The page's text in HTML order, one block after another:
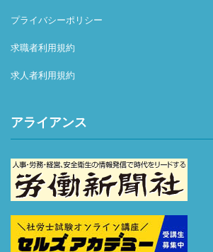
プライバシーポリシー
求職者利用規約
求人者利用規約
アライアンス